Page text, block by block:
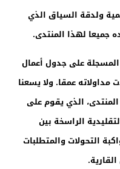
ولدقة السياق الذي
جميعا لهذا المنتدى.
على جدول أعمال
مداولاته عمقا. ولا يسعنا
الذي يقوم على
الراسخة بين
التحولات والمتطلبات